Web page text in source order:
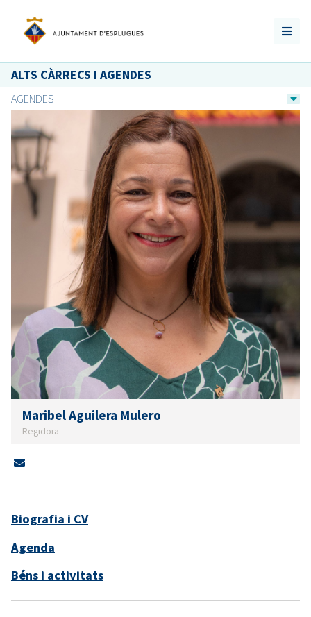
ALTS CÀRRECS I AGENDES
AGENDES
Maribel Aguilera Mulero
Regidora
Biografia i CV
Agenda
Béns i activitats